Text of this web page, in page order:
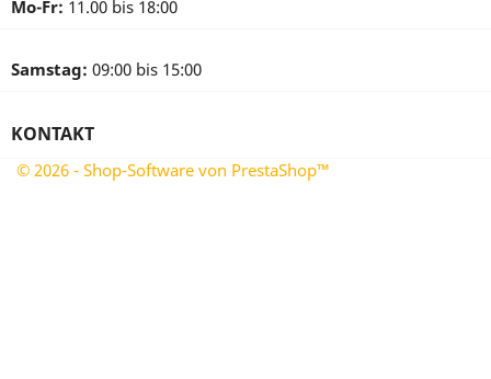
Mo-Fr: 11.00 bis 18:00
Samstag: 09:00 bis 15:00
KONTAKT
© 2026 - Shop-Software von PrestaShop™